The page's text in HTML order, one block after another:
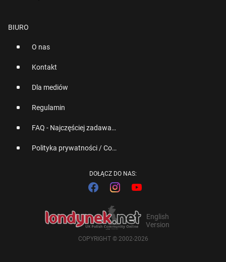
BIURO
O nas
Kontakt
Dla mediów
Regulamin
FAQ - Najczęściej zadawane pytania
Polityka prywatności / Cookies
DOŁĄCZ DO NAS:
English
Version
COPYRIGHT © 2002-2026